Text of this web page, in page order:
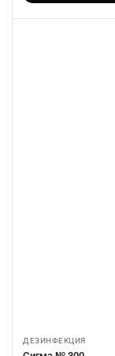
ДЕЗИНФЕКЦИЯ